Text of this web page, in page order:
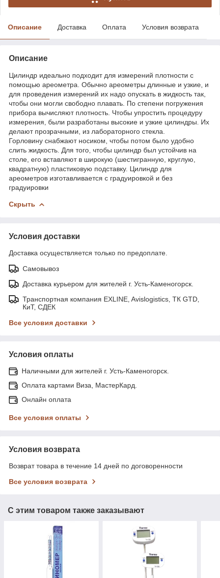
Описание Доставка Оплата Условия возврата
Описание
Цилиндр идеально подходит для измерений плотности с
помощью ареометра. Обычно ареометры длинные и узкие, и
для проведения измерений их надо опускать в жидкость так,
чтобы они могли свободно плавать. По степени погружения
прибора вычисляют плотность. Чтобы упростить процедуру
измерения, были разработаны высокие и узкие цилиндры. Их
делают прозрачными, из лабораторного стекла.
Горловину снабжают носиком, чтобы потом было удобно
слить жидкость. Для того, чтобы цилиндр был устойчив на
столе, его вставляют в широкую (шестигранную, круглую,
квадратную) пластиковую подставку. Цилиндр для
ареометров изготавливается с градуировкой и без
градуировки
Скрыть
Условия доставки
Доставка осуществляется только по предоплате.
Самовывоз
Доставка курьером для жителей г. Усть-Каменогорск.
Транспортная компания EXLINE, Avislogistics, ТК GTD,
КиТ, СДЕК
Все условия доставки
Условия оплаты
Наличными для жителей г. Усть-Каменогорск.
Оплата картами Виза, МастерКард.
Онлайн оплата
Все условия оплаты
Условия возврата
Возврат товара в течение 14 дней по договоренности
Все условия возврата
С этим товаром также заказывают